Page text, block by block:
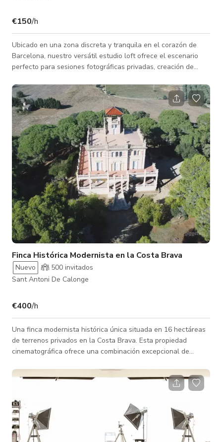
€150/h
Ubicado en una zona discreta y tranquila en el corazón de
Barcelona, nuestro versátil estudio loft ofrece el escenario
perfecto para sesiones fotográficas privadas, creación de
espacio está diseñado para ser funcional y estéticamente
agradable, convirtiéndolo en un lugar ideal para creadores,
modelos, fotógrafos y cualquier persona que busque un
espacio elegante y privado para sus necesidades creativas.
Aspectos destacados
Finca Histórica Modernista en la Costa Brava
Nuevo
500 invitados
Sant Antoni De Calonge
€400/h
Una finca modernista histórica única situada en 16 hectáreas
de terrenos privados en la Costa Brava. Esta propiedad
cinematográfica ofrece una combinación excepcional de
paisajes abiertos y carácter mediterráneo. La finca cuenta con
una residencia histórica bellamente conservada de
de época, chimeneas originales, suelos decorativos, techos
altos, una torre con vistas pa